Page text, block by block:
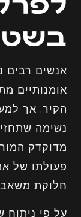
אנשים רבים
אומנותיים
הקיר. אך
נשימה
מדוקדק
פעולתו של
חלוקת
על פי